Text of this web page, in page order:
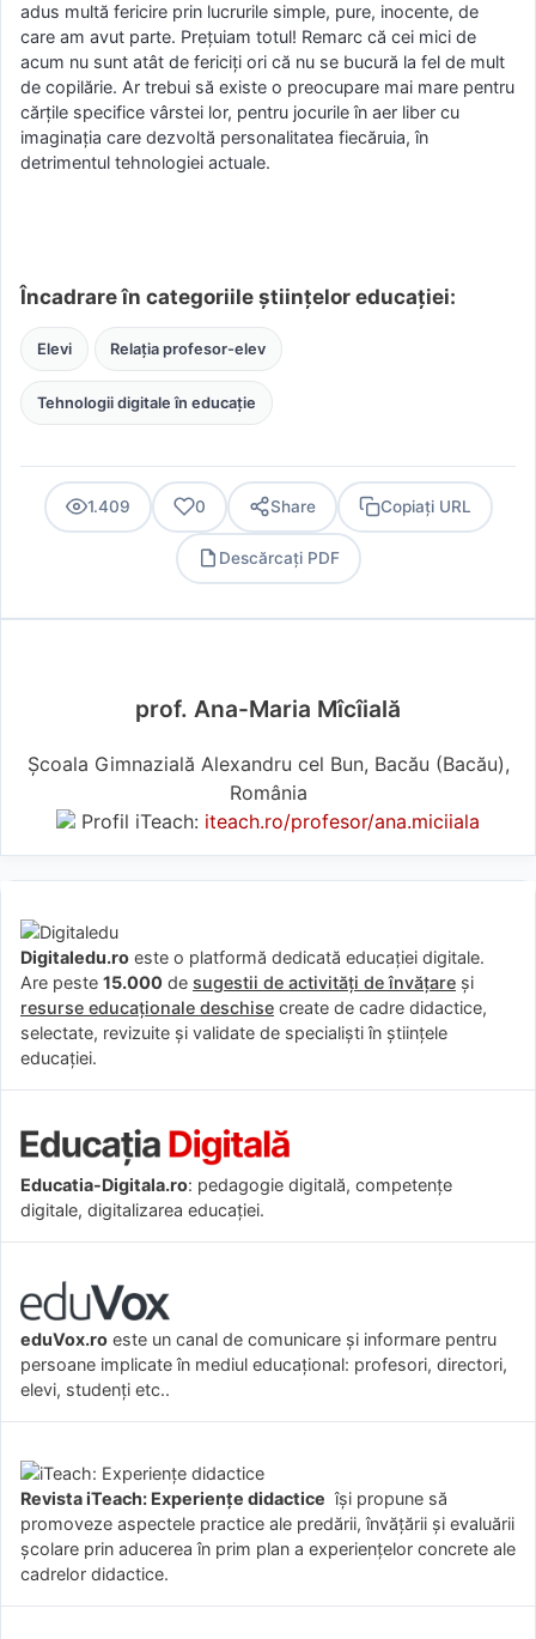
adus multă fericire prin lucrurile simple, pure, inocente, de
care am avut parte. Prețuiam totul! Remarc că cei mici de
acum nu sunt atât de fericiţi ori că nu se bucură la fel de mult
de copilărie. Ar trebui să existe o preocupare mai mare pentru
cărţile specifice vârstei lor, pentru jocurile în aer liber cu
imaginația care dezvoltă personalitatea fiecăruia, în
detrimentul tehnologiei actuale.
Încadrare în categoriile științelor educației:
Elevi Relația profesor-elev
Tehnologii digitale în educație
1.409 0 Share Copiați URL
Descărcați PDF
prof. Ana-Maria Mîcîială
Școala Gimnazială Alexandru cel Bun, Bacău (Bacău),
România
Profil iTeach: iteach.ro/profesor/ana.miciiala
Digitaledu.ro este o platformă dedicată educației digitale.
Are peste 15.000 de sugestii de activități de învățare și
resurse educaționale deschise create de cadre didactice,
selectate, revizuite și validate de specialiști în științele
educației.
Educatia-Digitala.ro: pedagogie digitală, competențe
digitale, digitalizarea educației.
eduVox.ro este un canal de comunicare și informare pentru
persoane implicate în mediul educațional: profesori, directori,
elevi, studenți etc..
Revista iTeach: Experienţe didactice îşi propune să
promoveze aspectele practice ale predării, învăţării şi evaluării
şcolare prin aducerea în prim plan a experienţelor concrete ale
cadrelor didactice.